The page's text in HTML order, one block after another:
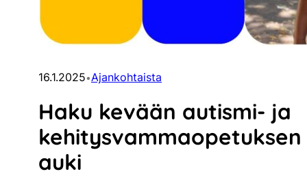
16.1.2025•Ajankohtaista
Haku kevään autismi- ja
auki